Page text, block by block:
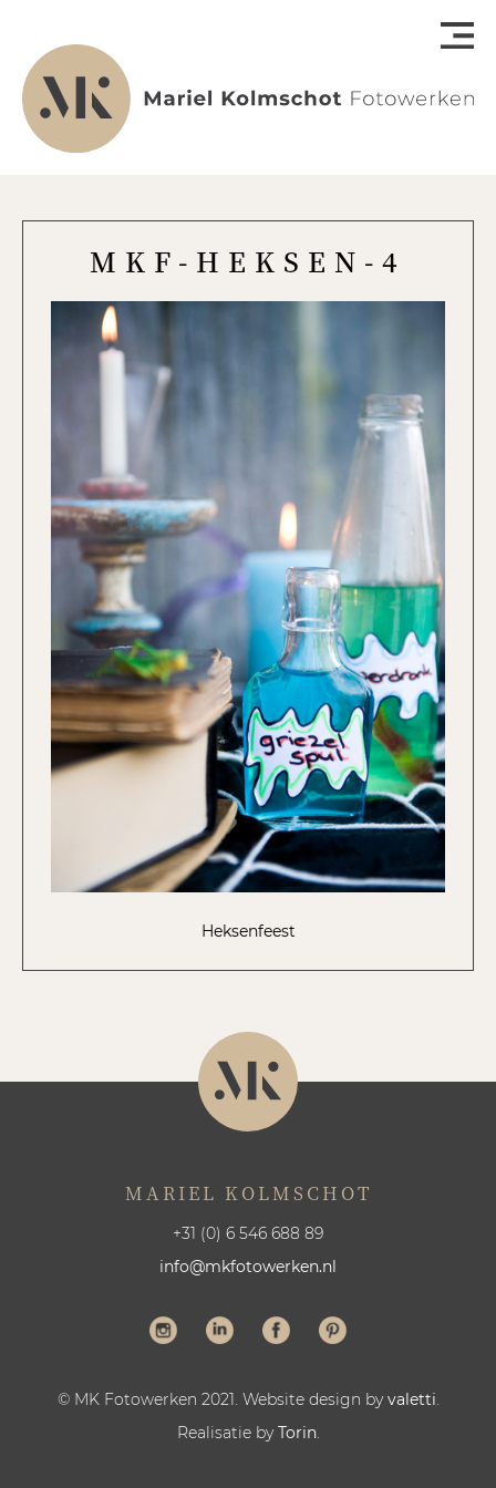
MKF-HEKSEN-4
Heksenfeest
MARIEL KOLMSCHOT
+31 (0) 6 546 688 89
info@mkfotowerken.nl
© MK Fotowerken 2021. Website design byvaletti.
Realisatie byTorin.